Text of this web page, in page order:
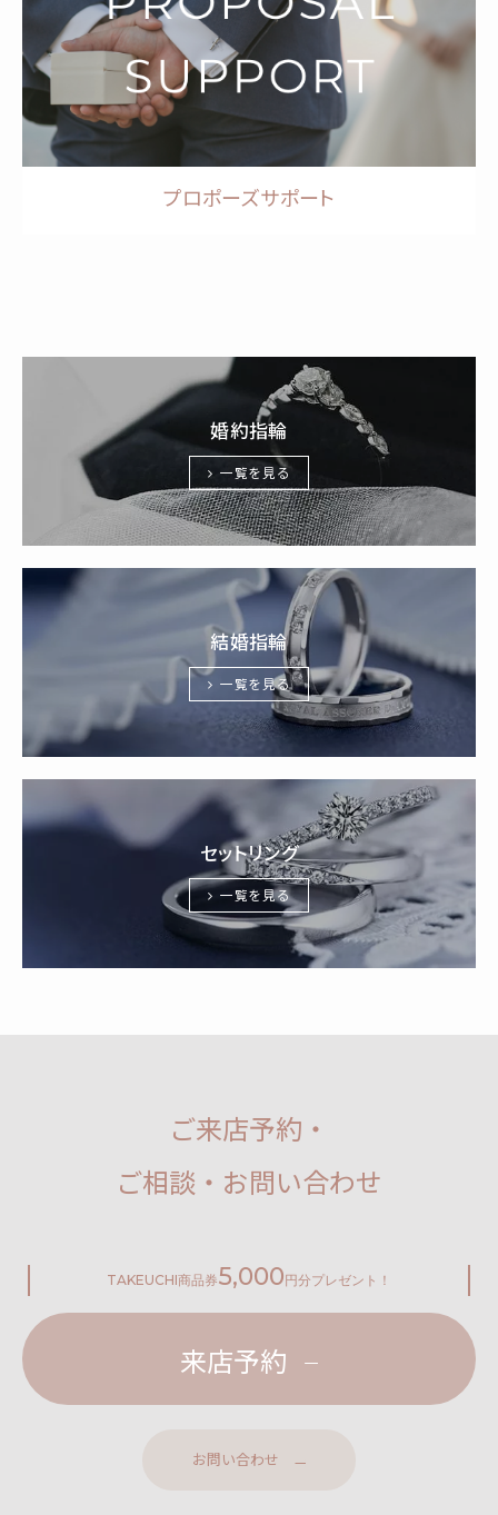
プロポーズサポート
婚約指輪
一覧を見る
結婚指輪
一覧を見る
セットリング
一覧を見る
ご来店予約・
ご相談・お問い合わせ
TAKEUCHI商品券5,000 円分プレゼント！
来店予約
お問い合わせ